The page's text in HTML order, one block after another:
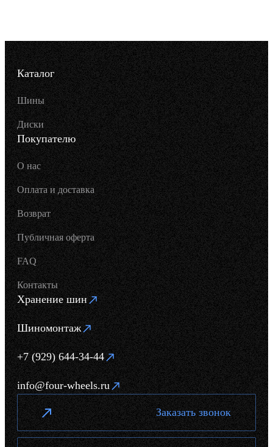
Каталог
Шины
Диски
Покупателю
О нас
Оплата и доставка
Возврат
Публичная оферта
FAQ
Контакты
Хранение шин
Шиномонтаж
+7 (929) 644-34-44
info@four-wheels.ru
Заказать звонок